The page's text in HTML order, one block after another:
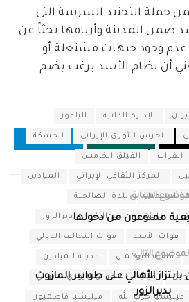
حملة التجنيد الشرسة التي
ضمن المدينة وأريافها بحثاً عن
عدم وجود جبهات مشتعلة أو
أن نظام الأسد يرغب بضم
إيران الإدارة الذاتية الباغوز
الحرس الثوري الإيراني الحسكة
الفرات الفيلق الخامس
المركز الثقافي الإيراني الميادين
الشحيل بلدة الصالحية
داعش دير الزور ديرالزور
قوات الأسد قوات التحالف الدولي
مدينة البوكمال مدينة الميادين
ميليشيا الحرس الثوري الإيراني
ميليشيا حزب الله ميليشيا فاطميون
السابق
ممنوعون من دخولها
التالي
الأهالي على طوابير المازوت
بديرالزور